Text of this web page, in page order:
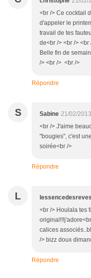
<br /> Ce cocktail
d'appeler le
travail de tes
de<br /> <br />
Belle fin de
/> <br /> <br />
Répondre
S Sabine 21/02/
<br /> J'aime
"bougies", c'est
soirée<br />
Répondre
L lessencedesreves
<br /> Houlala tes
calices
/> bizz doux
Répondre